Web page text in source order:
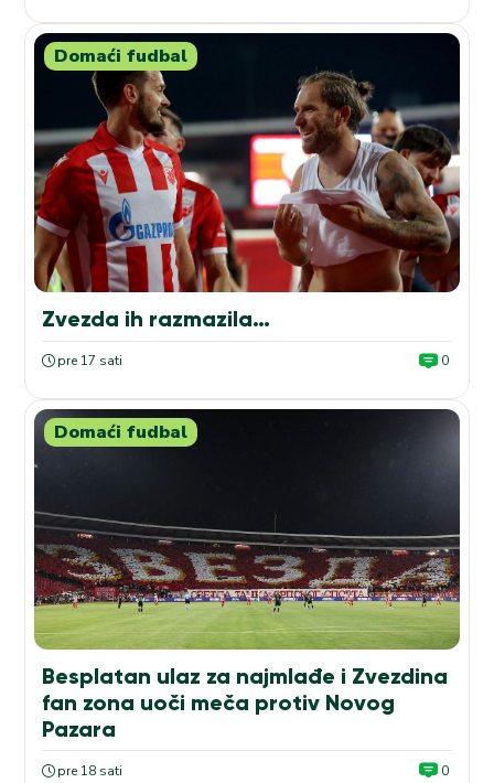
Domaći fudbal
Zvezda ih razmazila…
pre 17 sati 0
Domaći fudbal
Besplatan ulaz za najmlađe i Zvezdina
fan zona uoči meča protiv Novog
Pazara
pre 18 sati 0